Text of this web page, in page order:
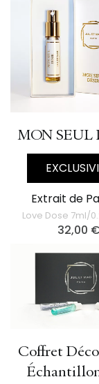
MON SEUL
Extrait de
Love Dose 7ml/
32,00 €
Coffret